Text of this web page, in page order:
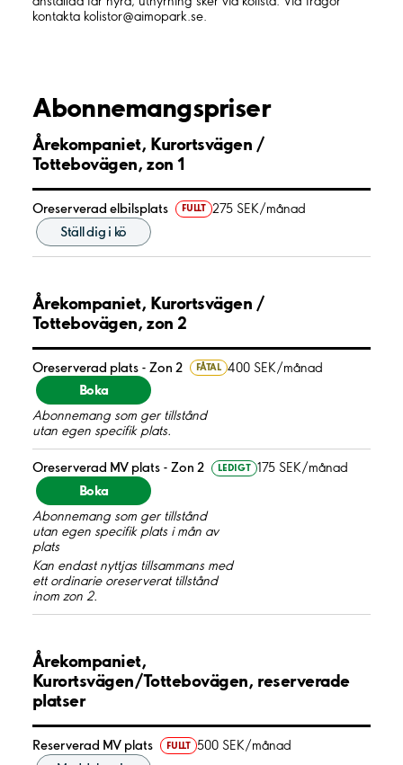
kontakta kolistor@aimopark.se.
Abonnemangspriser
Årekompaniet, Kurortsvägen /
Tottebovägen, zon 1
Oreserverad elbilsplats FULLT 275 SEK/månad
Ställ dig i kö
Årekompaniet, Kurortsvägen /
Tottebovägen, zon 2
Oreserverad plats - Zon 2 FÅTAL 400 SEK/månad
Boka
Abonnemang som ger tillstånd
utan egen specifik plats.
Oreserverad MV plats - Zon 2 LEDIGT 175 SEK/månad
Boka
Abonnemang som ger tillstånd
utan egen specifik plats i mån av
plats
Kan endast nyttjas tillsammans med
ett ordinarie oreserverat tillstånd
inom zon 2.
Årekompaniet,
Kurortsvägen/Tottebovägen, reserverade
platser
Reserverad MV plats FULLT
500 SEK/månad